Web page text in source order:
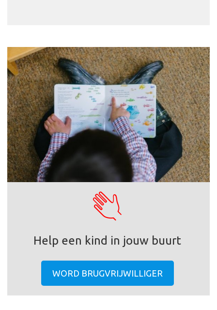
Help een kind in jouw buurt
WORD BRUGVRIJWILLIGER